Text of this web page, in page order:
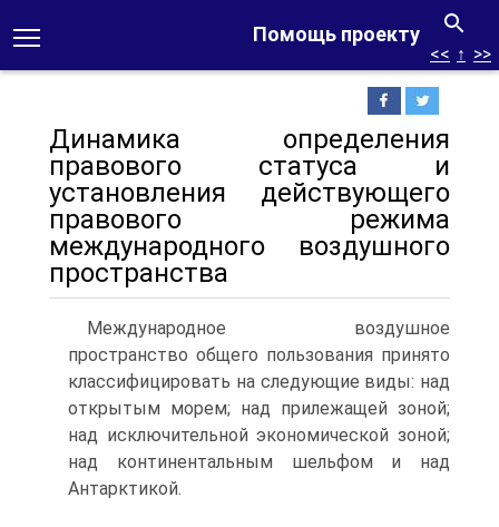
Помощь проекту
<< ↑ >>
Динамика определения
правового статуса и
установления действующего
правового режима
международного воздушного
пространства
Международное воздушное
пространство общего пользования принято
классифицировать на следующие виды: над
открытым морем; над прилежащей зоной;
над исключительной экономической зоной;
над континентальным шельфом и над
Антарктикой.